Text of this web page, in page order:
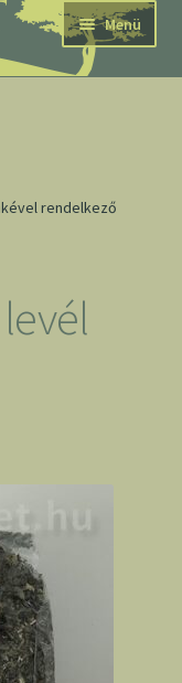
Menü
rendelkező